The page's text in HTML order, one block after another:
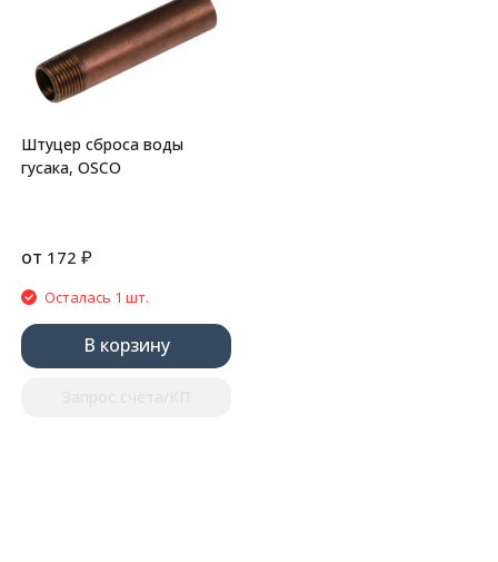
Штуцер сброса воды
гусака, OSCO
от 172 ₽
Осталась 1 шт.
В корзину